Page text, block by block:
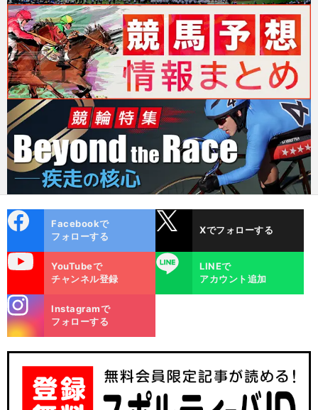
ok
Facebookで
フォローする
Xでフォローする
YouTubeで
チャンネル登録
LINE
LINEで
アカウント追加
m
Instagramで
フォローする